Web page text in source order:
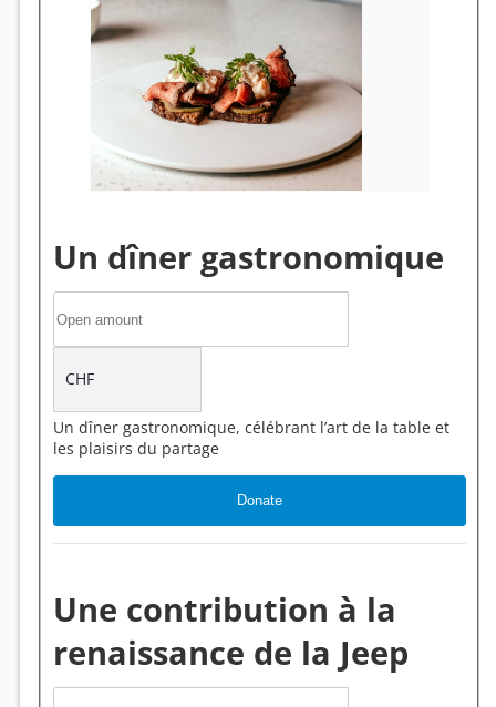
Un dîner gastronomique
CHF
Un dîner gastronomique, célébrant l’art de la table et
les plaisirs du partage
Une contribution à la
renaissance de la Jeep